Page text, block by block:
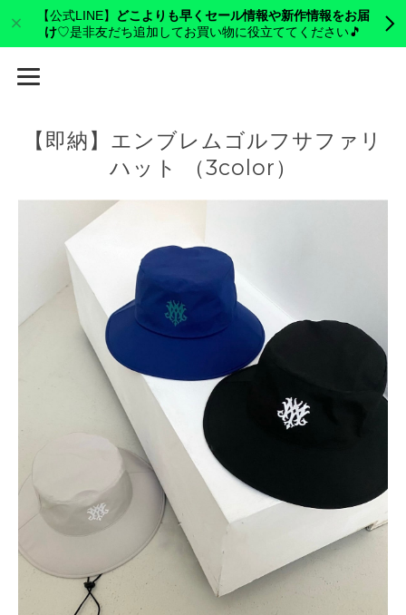
【公式LINE】
どこよりも早くセール情報や新作情報をお届
け♡是非友だち追加してお買い物に役立ててください🎵
【即納】エンブレムゴルフサファリ
ハット （3color）